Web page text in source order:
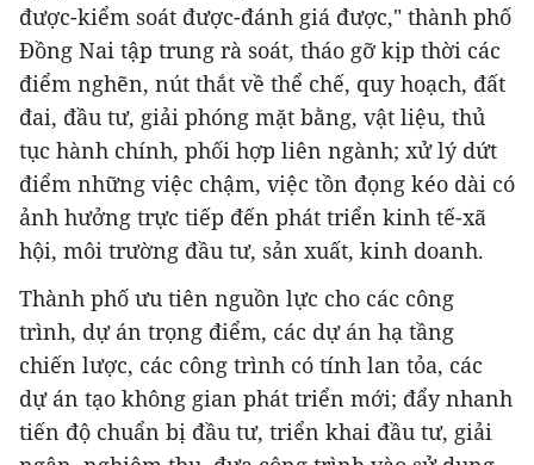
được-kiểm soát được-đánh giá được," thành phố
Đồng Nai tập trung rà soát, tháo gỡ kịp thời các
điểm nghẽn, nút thắt về thể chế, quy hoạch, đất
đai, đầu tư, giải phóng mặt bằng, vật liệu, thủ
tục hành chính, phối hợp liên ngành; xử lý dứt
điểm những việc chậm, việc tồn đọng kéo dài có
ảnh hưởng trực tiếp đến phát triển kinh tế-xã
hội, môi trường đầu tư, sản xuất, kinh doanh.
Thành phố ưu tiên nguồn lực cho các công
trình, dự án trọng điểm, các dự án hạ tầng
chiến lược, các công trình có tính lan tỏa, các
dự án tạo không gian phát triển mới; đẩy nhanh
tiến độ chuẩn bị đầu tư, triển khai đầu tư, giải